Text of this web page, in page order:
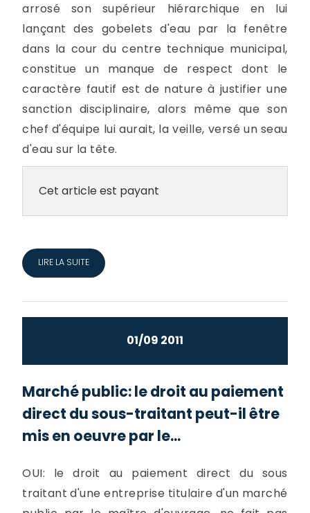
arrosé son supérieur hiérarchique en lui
lançant des gobelets d'eau par la fenêtre
dans la cour du centre technique municipal,
constitue un manque de respect dont le
caractère fautif est de nature à justifier une
sanction disciplinaire, alors même que son
chef d'équipe lui aurait, la veille, versé un seau
d'eau sur la tête.
Cet article est payant
LIRE LA SUITE
01/09 2011
Marché public: le droit au paiement
direct du sous-traitant peut-il être
mis en oeuvre par le...
OUI: le droit au paiement direct du sous
traitant d'une entreprise titulaire d'un marché